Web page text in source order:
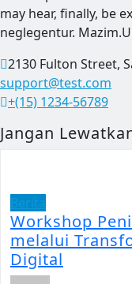
may hear, finally, be
neglegentur.
2130 Fulton Street,
support@test.com
+(15) 1234-56789
Jangan
Workshop
melalui
Digital